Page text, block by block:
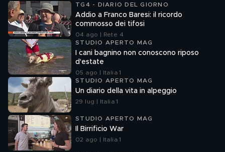
TG4 - DIARIO DEL GIORNO
Addio a Franco Baresi: il ricordo
commosso dei tifosi
04 ago | Rete 4
STUDIO APERTO MAG
I cani bagnino non conoscono riposo
d'estate
05 ago | Italia 1
STUDIO APERTO MAG
Un diario della vita in alpeggio
29 lug | Italia 1
STUDIO APERTO MAG
Il Birrificio War
02 ago | Italia 1